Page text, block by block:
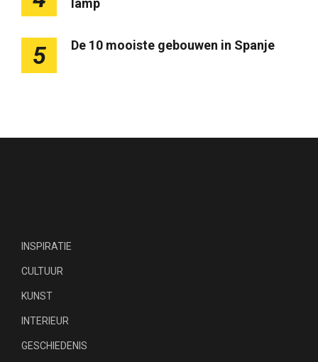
5 De 10 mooiste gebouwen in Spanje
INSPIRATIE
CULTUUR
KUNST
INTERIEUR
GESCHIEDENIS